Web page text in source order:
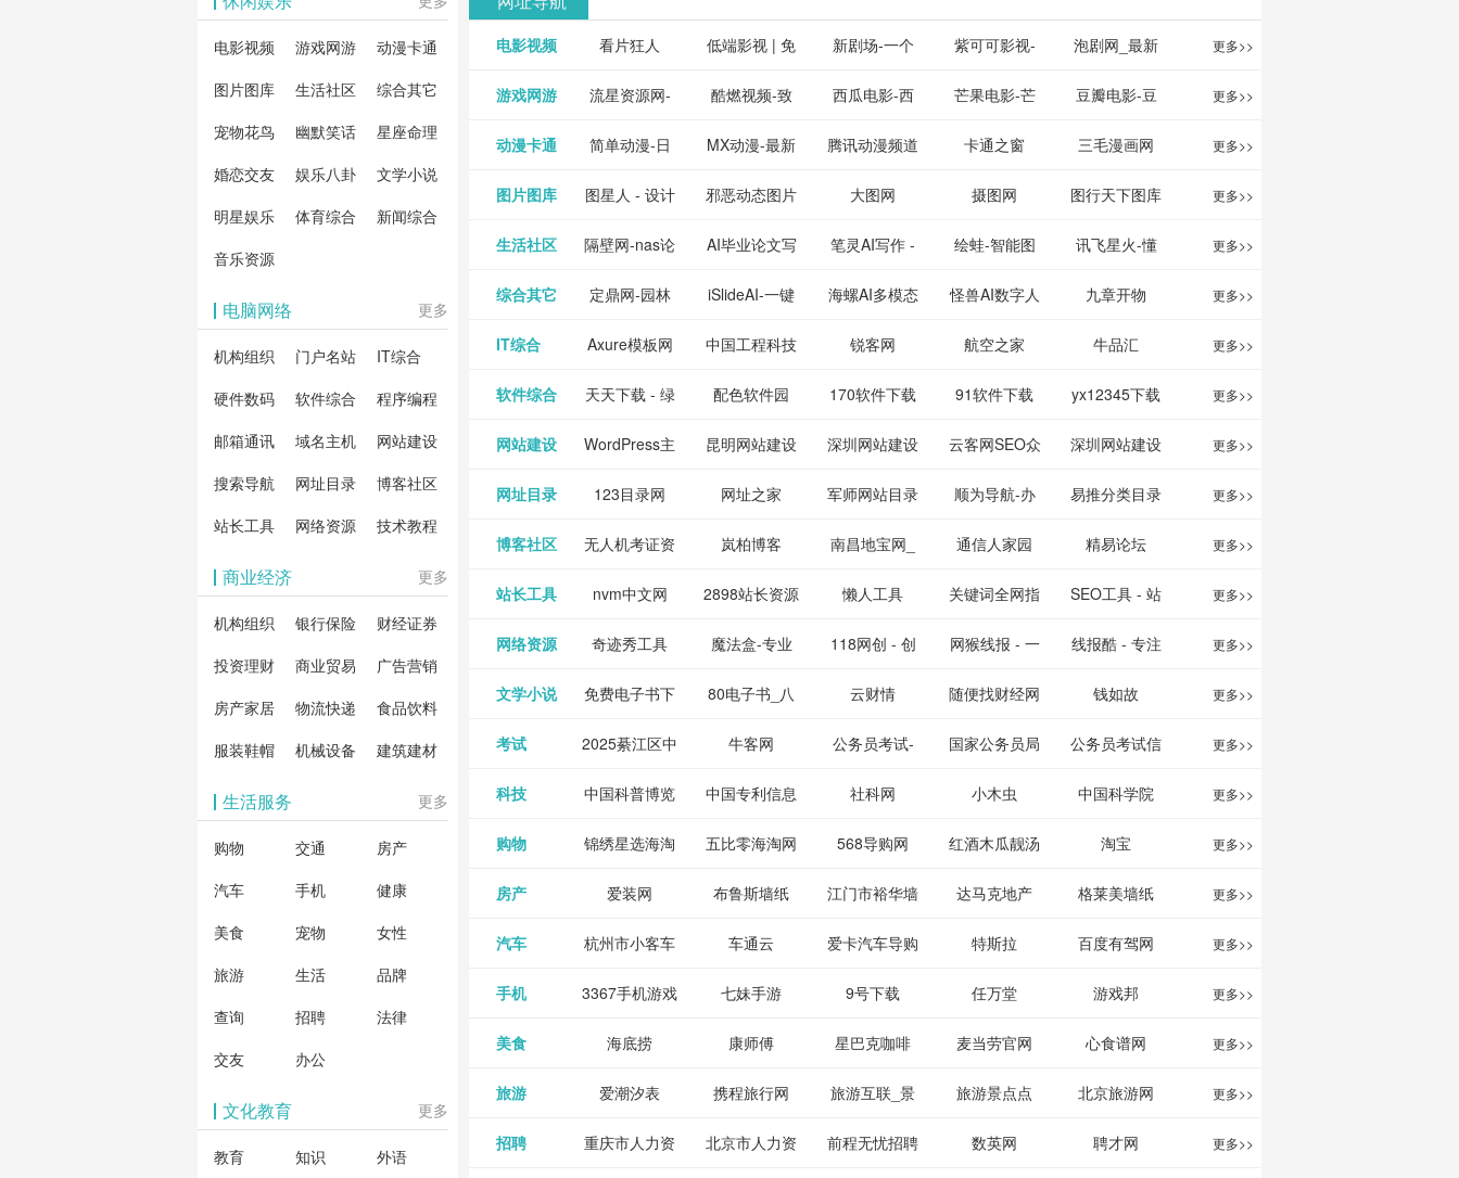
台内容丰
富，更新快
速，支持在
线观看，满
需求，提供
无广告、高
影网站！
视剧、电视
看的电视
剧、最新的
看，神马影
院每天更新
动作片、 喜
剧片、爱情
等全新电
动漫综合
视剧和2025
的在线观
看，快来碟
调电影网在
热门影视作
品吧！
联网最新最
软件免费下
载、资源免
术教程学习
与交流平
解软件、整
卓破解软件
载！旨在打
造一个绿色
件共享站、
资源
电影视频 游戏网游
动漫卡通
图片图库
生活社区
综合其它
宠物花鸟
幽默笑话
星座命理
婚恋交友
娱乐八卦
文学小说
明星娱乐
体育综合
新闻综合
音乐资源
电脑网络 更多
机构组织 门户名站
IT综合
硬件数码
软件综合
程序编程
邮箱通讯
域名主机
网站建设
搜索导航
网址目录
博客社区
站长工具
网络资源 技术教程
商业经济 更多
机构组织 银行保险
财经证券
投资理财
商业贸易
广告营销
房产家居
物流快递
食品饮料
服装鞋帽
机械设备 建筑建材
生活服务 更多
购物 交通
房产
汽车
手机
健康
美食
宠物
女性
旅游
生活
品牌
查询
招聘
法律
交友
办公
文化教育 更多
教育 知识
外语
电影视频 看片狂人 低端影视 | 免
费高清在线电
影电视剧观看
新剧场-一个
网盘资源分享
小站
紫可可影视-
紫可可,免费提
供最新高清电
影
泡剧网_最新
电视剧免费在
线观看_热播
电视剧大全
更多>>
游戏网游 流星资源网-
流星蝴蝶剑官
网资源下载站
酷燃视频-致
力于打造中国
领先的优质短
节目视频
西瓜电影-西
瓜视频网站电
影频道
芒果电影-芒
果TV网站电影
频道
豆瓣电影-豆
瓣电影提供最
新的电影介绍
及评论包括上
映影片的影讯
查询及购票服
务。你可以记
录想看、在看
和看过的电影
电视剧，顺便
打分、写影
评。根据你的
更多>>
动漫卡通 简单动漫-日
本动画BT下载
站
MX动漫-最新
最全动漫免费
在线观看
腾讯动漫频道
_comic.qq.com_
动漫综合
卡通之窗
_www.cartoonwin.com_
动漫原创
三毛漫画网
_www.sanmao.com.cn_
动漫原创
更多>>
图片图库 图星人 - 设计
图片素材免费
下载网站
邪恶动态图片
大全
大图网 摄图网 图行天下图库 更多>>
生活社区 隔壁网-nas论
坛|nas1.cn|nas1|nas
社区|PT网
站|NAS交流社
区
AI毕业论文写
作-AI毕业设
计-AI答辩问题
预测与PPT模
板生成
笔灵AI写作 -
国内领先的AI
写作助手
绘蛙-智能图
片、文案创作
平台
讯飞星火-懂
我的AI助手
更多>>
综合其它 定鼎网-园林
景观建筑室内
设计资料分享
平台
iSlideAI-一键
生成PPT模板
下载
海螺AI多模态
大语言模型
怪兽AI数字人 九章开物 更多>>
IT综合 Axure模板网 中国工程科技
知识中心
锐客网 航空之家 牛品汇 更多>>
软件综合 天天下载 - 绿
色精品软件应
用分享平台
配色软件园 170软件下载
站
91软件下载 yx12345下载
站
更多>>
网站建设 WordPress主
题模板下载_
爱主题
昆明网站建设 深圳网站建设 云客网SEO众
包服务平台
深圳网站建设 更多>>
网址目录 123目录网 网址之家 军师网站目录
网址大全
顺为导航-办
公运营工具导
航
易推分类目录
网
更多>>
博客社区 无人机考证资
讯网
岚柏博客 南昌地宝网_
南昌论坛
通信人家园 精易论坛 更多>>
站长工具 nvm中文网 2898站长资源
平台
懒人工具 关键词全网指
数查询
SEO工具 - 站
长之家
更多>>
网络资源 奇迹秀工具
箱-设计师必
备设计工具及
各类设计辅助
神器
魔法盒-专业
的游戏动画特
效学习平台
118网创 - 创
业项目资源分
享下载平台
网猴线报 - 一
个简单且纯粹
的活动线报资
源分享网站
线报酷 - 专注
线报活动
更多>>
文学小说 免费电子书下
载网,txt小说
免费下载,全集
全本完结txt小
说-书本网
80电子书_八
零电子书
_80txt_八零
小说网
云财情 随便找财经网 钱如故 更多>>
考试 2025綦江区中
考志愿填报系
统
牛客网 公务员考试-
中公教育网
国家公务员局 公务员考试信
息网
更多>>
科技 中国科普博览 中国专利信息
网
社科网 小木虫 中国科学院 更多>>
购物 锦绣星选海淘 五比零海淘网 568导购网 红酒木瓜靓汤
官网
淘宝 更多>>
房产 爱装网 布鲁斯墙纸 江门市裕华墙
纸
达马克地产 格莱美墙纸 更多>>
汽车 杭州市小客车
总量调控管理
信息系统
车通云 爱卡汽车导购 特斯拉 百度有驾网 更多>>
手机 3367手机游戏 七妹手游 9号下载 任万堂 游戏邦 更多>>
美食 海底捞 康师傅 星巴克咖啡 麦当劳官网 心食谱网 更多>>
旅游 爱潮汐表 携程旅行网 旅游互联_景
点门票预订
旅游景点点
评-猫途鹰
北京旅游网 更多>>
招聘 重庆市人力资 北京市人力资 前程无忧招聘 数英网 聘才网 更多>>